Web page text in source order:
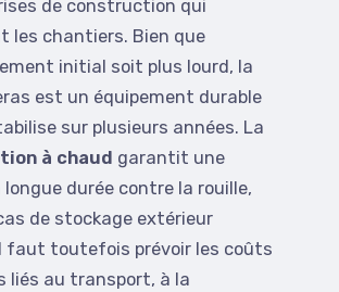
de construction qui
les chantiers. Bien que
initial soit plus lourd, la
est un équipement durable
sur plusieurs années. La
à chaud garantit une
durée contre la rouille,
de stockage extérieur
faut toutefois prévoir les coûts
liés au transport, à la